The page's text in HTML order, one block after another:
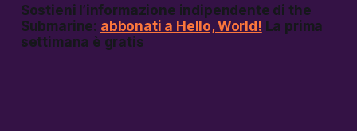
Sostieni l’informazione indipendente di the
Submarine: abbonati a Hello, World! La prima
settimana è gratis